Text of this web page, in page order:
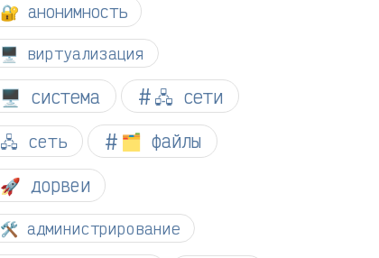
🔐 анонимность
🖥️ виртуализация
🖥️ система 🖧 сети
🖧 сеть 🗂️ файлы
🚀 дорвеи
🛠️ администрирование